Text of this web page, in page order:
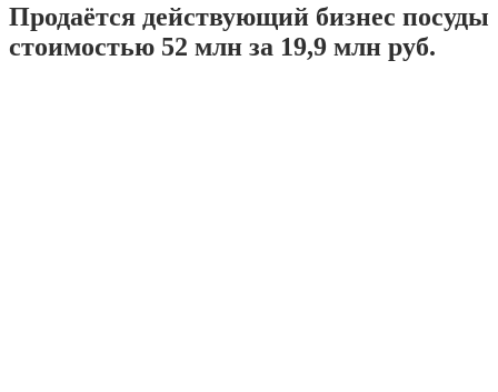
Продаётся действующий бизнес посуды
стоимостью 52 млн за 19,9 млн руб.